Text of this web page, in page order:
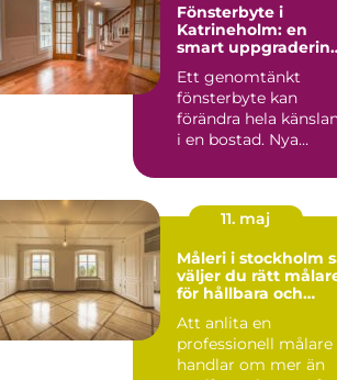
Fönsterbyte i
Katrineholm: en
smart
Ett genomtänkt
fönsterbyte kan
förändra hela
i en bostad. Nya
11. maj
Måleri i stockholm så
väljer du rätt
för hållbara och
Att anlita en
professionell målare
handlar om mer än